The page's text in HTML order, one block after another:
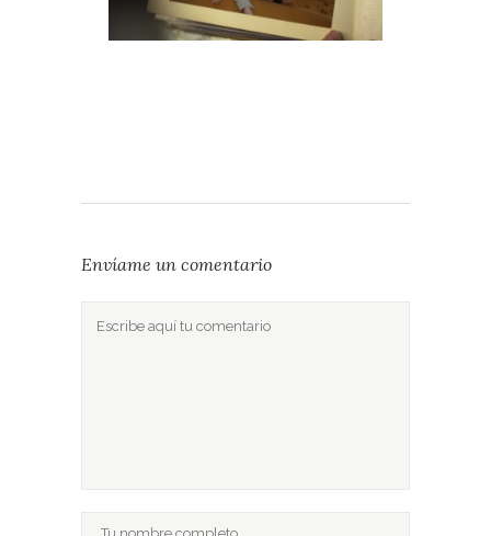
Envíame un comentario